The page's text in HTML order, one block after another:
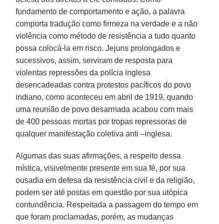
fundamento de comportamento e ação, a palavra
comporta tradução como firmeza na verdade e a não
violência como método de resistência a tudo quanto
possa colocá-la em risco. Jejuns prolongados e
sucessivos, assim, serviram de resposta para
violentas repressões da polícia inglesa
desencadeadas contra protestos pacíficos do povo
indiano, como aconteceu em abril de 1919, quando
uma reunião de povo desarmada acabou com mais
de 400 pessoas mortas por tropas repressoras de
qualquer manifestação coletiva anti –inglesa.
Algumas das suas afirmações, a respeito dessa
mística, visivelmente presente em sua fé, por sua
ousadia em defesa da resistência civil e da religião,
podem ser até postas em questão por sua utópica
contundência. Respeitada a passagem do tempo em
que foram proclamadas, porém, as mudanças